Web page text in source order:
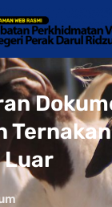
Luar